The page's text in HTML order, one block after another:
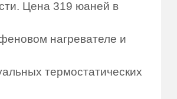
Цена 319 юаней в
нагревателе и
термостатических